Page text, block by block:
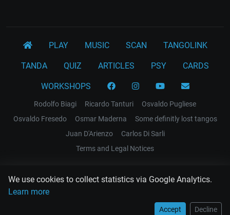
We use cookies to collect statistics via Google Analytics.
Learn more
Accept Decline
PLAY MUSIC SCAN TANGOLINK
TANDA QUIZ ARTICLES PSY CARDS
WORKSHOPS
Rodolfo Biagi Ricardo Tanturi
Osvaldo Pugliese
Osvaldo Fresedo
Osmar Maderna
Some definitly lost tangos
Juan D'Arienzo
Carlos Di Sarli
Terms and Legal Notices
EL RECODO TANGO